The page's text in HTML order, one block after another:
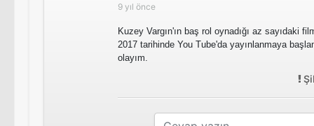
9 yıl önce
Kuzey Vargın'ın baş rol oynadığı az sayıdaki
2017 tarihinde You Tube'da yayınlanmaya
olayım.